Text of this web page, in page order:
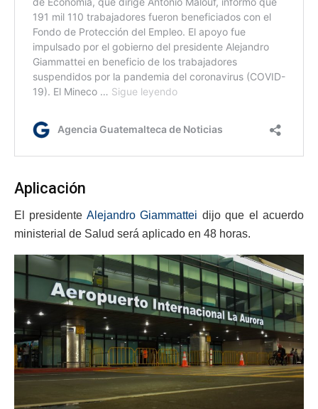
Aplicación
El presidente Alejandro Giammattei dijo que el acuerdo
ministerial de Salud será aplicado en 48 horas.